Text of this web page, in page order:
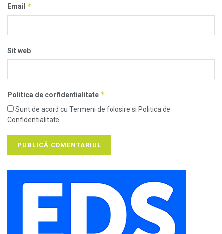
Email *
Sit web
Politica de confidentialitate *
Sunt de acord cu Termeni de folosire si Politica de
Confidentialitate.